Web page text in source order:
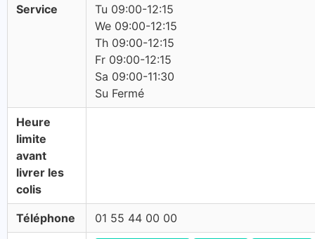
Service
Tu 09:00-12:15
We 09:00-12:15
Th 09:00-12:15
Fr 09:00-12:15
Sa 09:00-11:30
Su Fermé
Heure
limite
avant
livrer les
colis
Téléphone 01 55 44 00 00